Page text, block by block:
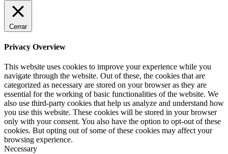
Cerrar
Privacy Overview
This website uses cookies to improve your experience while you
navigate through the website. Out of these, the cookies that are
categorized as necessary are stored on your browser as they are
essential for the working of basic functionalities of the website. We
also use third-party cookies that help us analyze and understand how
you use this website. These cookies will be stored in your browser
only with your consent. You also have the option to opt-out of these
cookies. But opting out of some of these cookies may affect your
browsing experience.
Necessary